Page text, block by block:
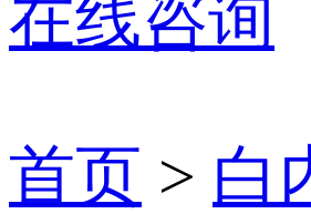
在线咨询
首页 > 白